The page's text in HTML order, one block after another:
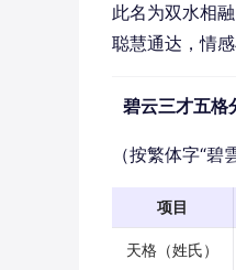
此名为双水相
聪慧通达，情
碧云三才五格
（按繁体字“
项目
天格（姓氏）